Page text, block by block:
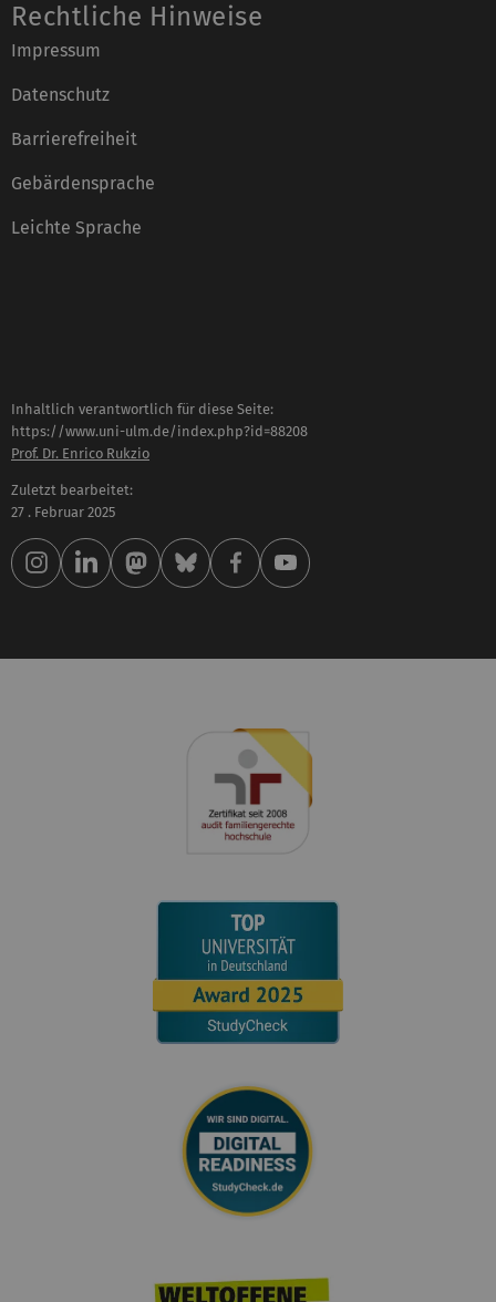
Rechtliche Hinweise
Impressum
Datenschutz
Barrierefreiheit
Gebärdensprache
Leichte Sprache
Inhaltlich verantwortlich für diese Seite:
https://www.uni-ulm.de/index.php?id=88208
Prof. Dr. Enrico Rukzio
Zuletzt bearbeitet:
27 . Februar 2025